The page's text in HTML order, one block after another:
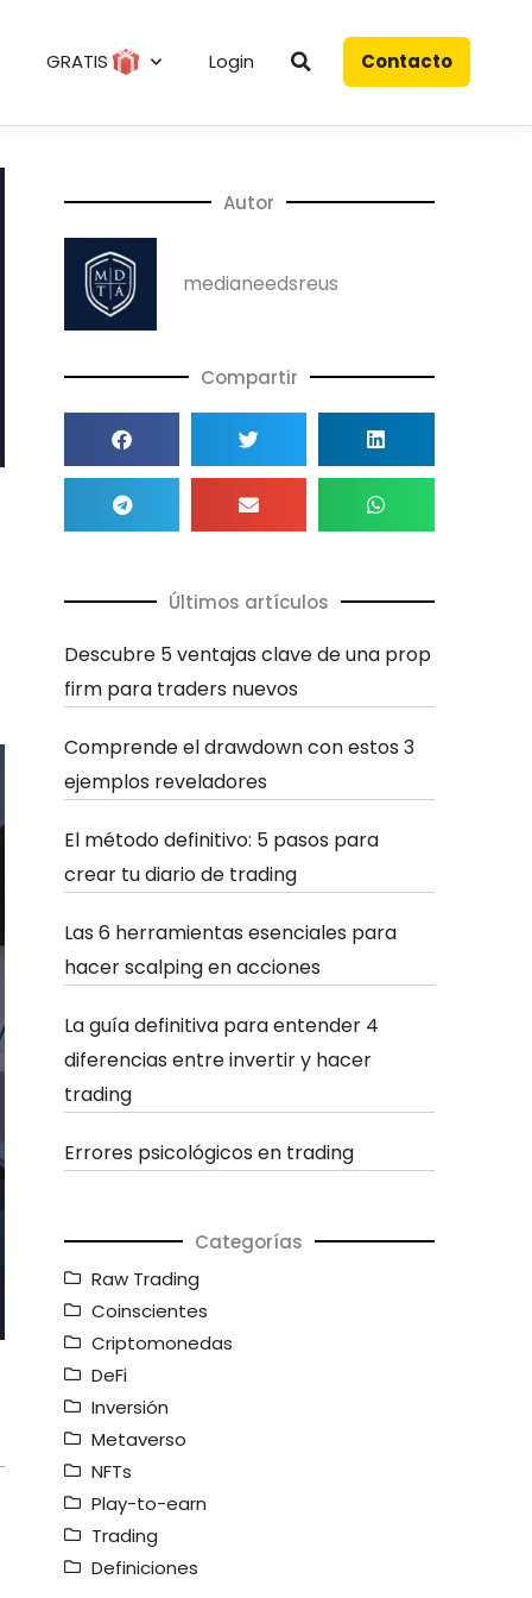
GRATIS Login Contacto
Autor
medianeedsreus
Compartir
Últimos artículos
Descubre 5 ventajas clave de una prop
firm para traders nuevos
Comprende el drawdown con estos 3
ejemplos reveladores
El método definitivo: 5 pasos para
crear tu diario de trading
Las 6 herramientas esenciales para
hacer scalping en acciones
La guía definitiva para entender 4
diferencias entre invertir y hacer
trading
Errores psicológicos en trading
Categorías
Raw Trading
Coinscientes
Criptomonedas
DeFi
Inversión
Metaverso
NFTs
Play-to-earn
Trading
Definiciones